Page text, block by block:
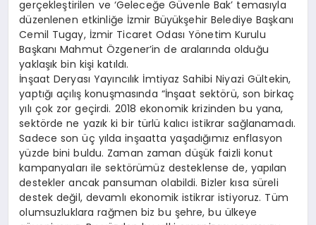
KRIPTO PARA
GEZI & SEYAHAT
OYUN
gerçekleştirilen ve ‘Geleceğe Güvenle Bak’ temasıyla
düzenlenen etkinliğe İzmir Büyükşehir Belediye Başkanı
Cemil Tugay, İzmir Ticaret Odası Yönetim Kurulu
Başkanı Mahmut Özgener’in de aralarında olduğu
yaklaşık bin kişi katıldı.
İnşaat Deryası Yayıncılık İmtiyaz Sahibi Niyazi Gültekin,
yaptığı açılış konuşmasında “İnşaat sektörü, son birkaç
yılı çok zor geçirdi. 2018 ekonomik krizinden bu yana,
sektörde ne yazık ki bir türlü kalıcı istikrar sağlanamadı.
Sadece son üç yılda inşaatta yaşadığımız enflasyon
yüzde bini buldu. Zaman zaman düşük faizli konut
kampanyaları ile sektörümüz desteklense de, yapılan
destekler ancak pansuman olabildi. Bizler kısa süreli
destek değil, devamlı ekonomik istikrar istiyoruz. Tüm
olumsuzluklara rağmen biz bu şehre, bu ülkeye